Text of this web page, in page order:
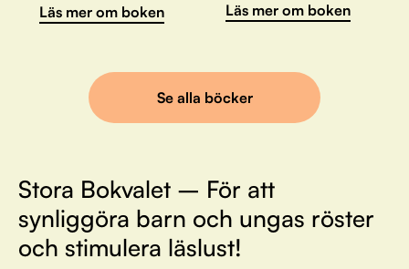
Läs mer om boken Läs mer om boken
Se alla böcker
Stora Bokvalet – För att
synliggöra barn och ungas röster
och stimulera läslust!